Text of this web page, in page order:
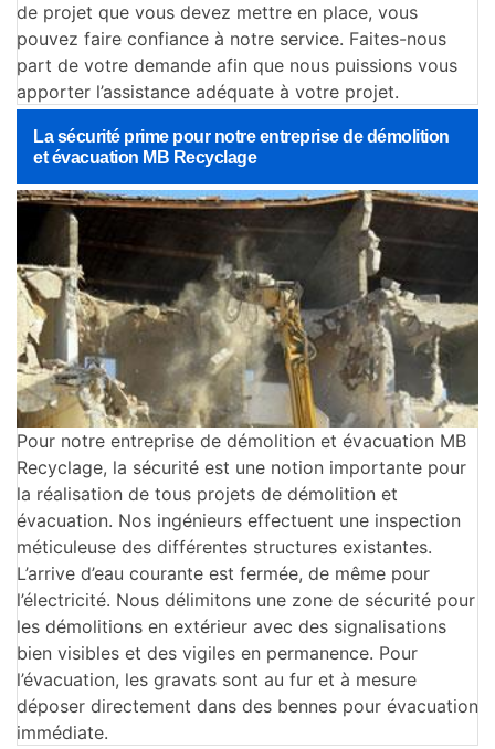
de projet que vous devez mettre en place, vous
pouvez faire confiance à notre service. Faites-nous
part de votre demande afin que nous puissions vous
apporter l’assistance adéquate à votre projet.
La sécurité prime pour notre entreprise de démolition
et évacuation MB Recyclage
Pour notre entreprise de démolition et évacuation MB
Recyclage, la sécurité est une notion importante pour
la réalisation de tous projets de démolition et
évacuation. Nos ingénieurs effectuent une inspection
méticuleuse des différentes structures existantes.
L’arrive d’eau courante est fermée, de même pour
l’électricité. Nous délimitons une zone de sécurité pour
les démolitions en extérieur avec des signalisations
bien visibles et des vigiles en permanence. Pour
l’évacuation, les gravats sont au fur et à mesure
déposer directement dans des bennes pour évacuation
immédiate.